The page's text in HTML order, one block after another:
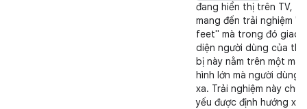
đang hiển thị trên TV,
mang đến trải nghiệm
feet" mà trong đó giao
diện người dùng của
bị này nằm trên một màn
hình lớn mà người dùng ở
xa. Trải nghiệm này chủ
yếu được định hướng